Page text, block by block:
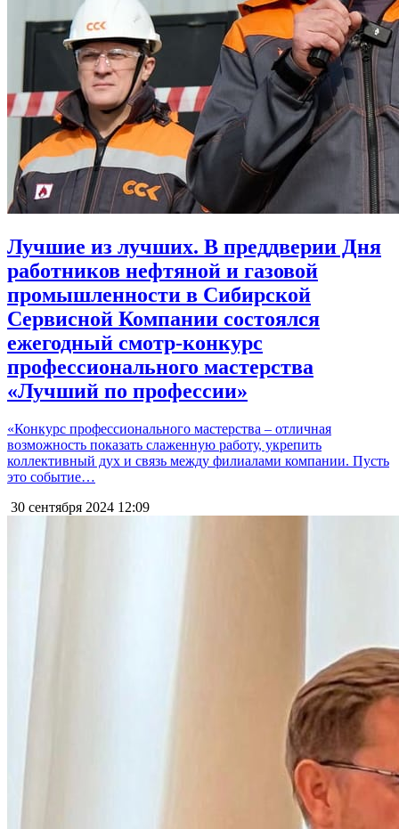
Лучшие из лучших. В преддверии Дня
работников нефтяной и газовой
промышленности в Сибирской
Сервисной Компании состоялся
ежегодный смотр-конкурс
профессионального мастерства
«Лучший по профессии»
«Конкурс профессионального мастерства – отличная
возможность показать слаженную работу, укрепить
коллективный дух и связь между филиалами компании. Пусть
это событие…
30 сентября 2024 12:09